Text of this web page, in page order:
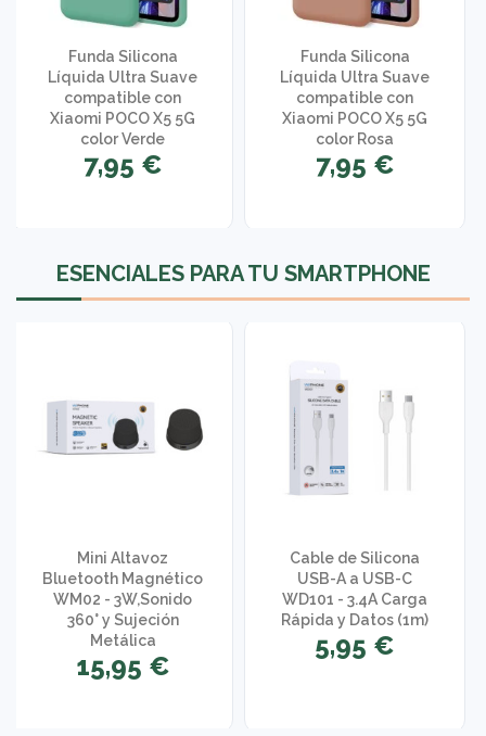
Funda Silicona
Líquida Ultra Suave
compatible con
Xiaomi POCO X5 5G
color Verde
7,95 €
1 opinión
Funda Silicona
Líquida Ultra Suave
compatible con
Xiaomi POCO X5 5G
color Rosa
7,95 €
ESENCIALES PARA TU SMARTPHONE
Mini Altavoz
Bluetooth Magnético
WM02 - 3W,Sonido
360° y Sujeción
Metálica
15,95 €
Cable de Silicona
USB-A a USB-C
WD101 - 3.4A Carga
Rápida y Datos (1m)
5,95 €